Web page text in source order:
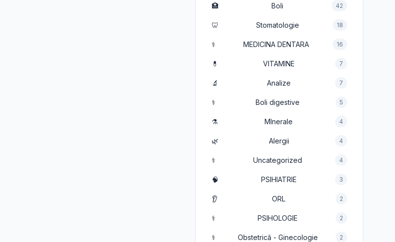
🏥 Boli 42
🦷 Stomatologie 18
⚕️ MEDICINA DENTARA 16
💊 VITAMINE 7
🔬 Analize 7
⚕️ Boli digestive 5
⚗️ MInerale 4
🌿 Alergii 4
⚕️ Uncategorized 4
🧠 PSIHIATRIE 3
👂 ORL 2
⚕️ PSIHOLOGIE 2
⚕️ Obstetrică - Ginecologie 2